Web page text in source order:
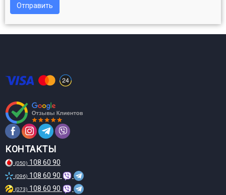
Отправить
КОНТАКТЫ
(050) 108 60 90
(096) 108 60 90
(073) 108 60 90